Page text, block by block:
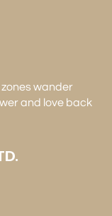
wander
and love back